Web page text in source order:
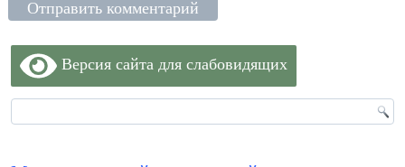
Версия сайта для слабовидящих